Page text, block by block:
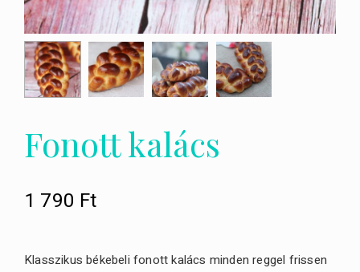
Fonott kalács
1 790 Ft
Klasszikus békebeli fonott kalács minden reggel frissen